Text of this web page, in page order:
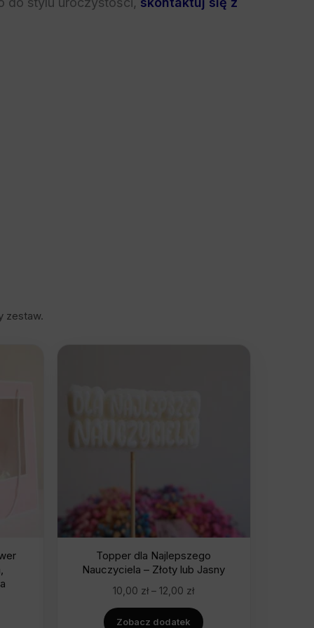
zestaw.
Topper dla Najlepszego
Nauczyciela – Złoty lub Jasny
10,00 zł – 12,00 zł
Zobacz dodatek